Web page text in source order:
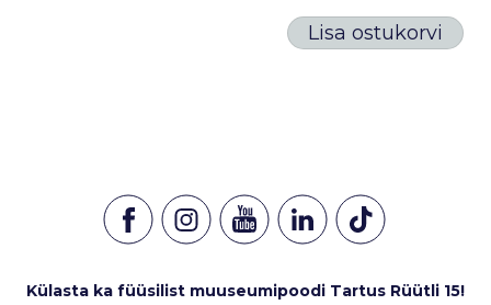
Lisa ostukorvi
Külasta ka füüsilist muuseumipoodi Tartus Rüütli 15!